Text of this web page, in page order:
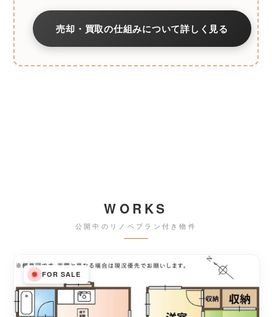
売却・買取の仕組みについて詳しく見る
WORKS
公開中のリノベプラン付き物件
FOR SALE